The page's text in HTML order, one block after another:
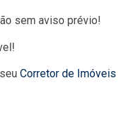
sem aviso prévio!
Corretor de Imóveis